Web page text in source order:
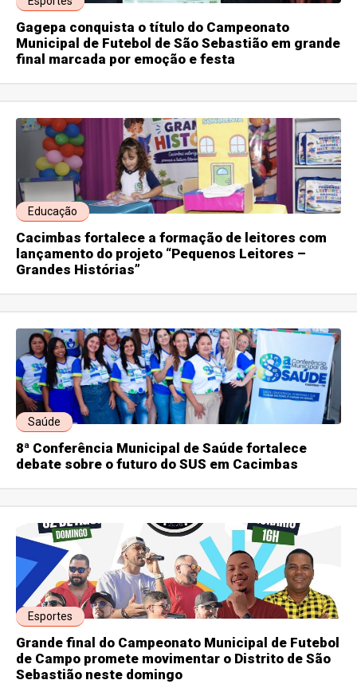
Gagepa conquista o título do Campeonato
Municipal de Futebol de São Sebastião em grande
final marcada por emoção e festa
Educação
Cacimbas fortalece a formação de leitores com
lançamento do projeto “Pequenos Leitores –
Grandes Histórias”
Saúde
8ª Conferência Municipal de Saúde fortalece
debate sobre o futuro do SUS em Cacimbas
Esportes
Grande final do Campeonato Municipal de Futebol
de Campo promete movimentar o Distrito de São
Sebastião neste domingo